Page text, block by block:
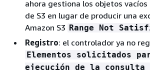
ahora gestiona los objetos vacíos
de S3 en lugar de producir una
Amazon S3 Range Not
Registro: el controlador ya no
Elementos solicitados
ejecución de la